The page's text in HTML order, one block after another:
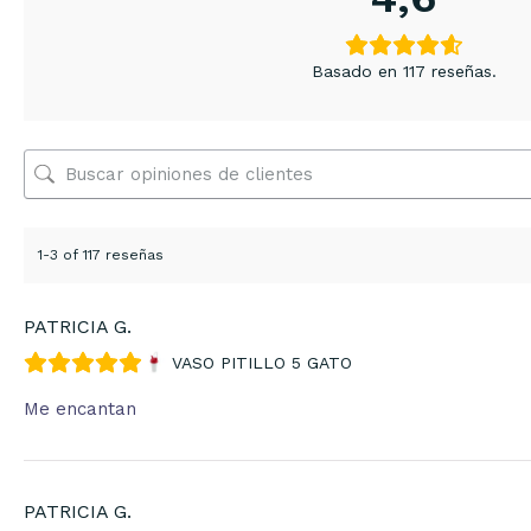
Basado en 117 reseñas.
1-3 of 117 reseñas
PATRICIA G.
VASO PITILLO 5 GATO
Me encantan
PATRICIA G.